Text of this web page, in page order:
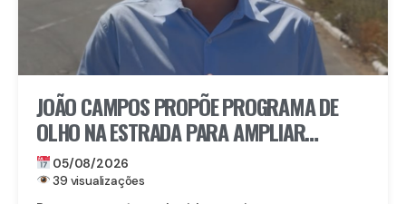
JOÃO CAMPOS PROPÕE PROGRAMA DE
OLHO NA ESTRADA PARA AMPLIAR
SEGURANÇA NAS RODOVIAS
05/08/2026
39 visualizações